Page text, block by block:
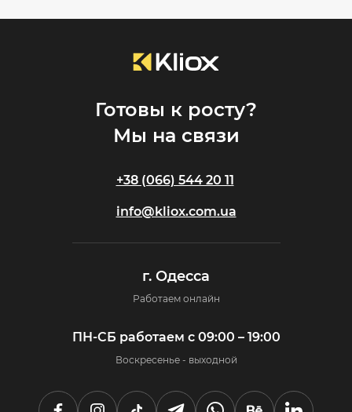
Готовы к росту?
Мы на связи
+38 (066) 544 20 11
info@kliox.com.ua
г. Одесса
Работаем онлайн
ПН-СБ работаем с 09:00 – 19:00
Воскресенье - выходной